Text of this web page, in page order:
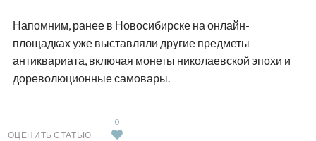
Напомним, ранее в Новосибирске на онлайн-
площадках уже выставляли другие предметы
антиквариата, включая монеты николаевской эпохи и
дореволюционные самовары.
ОЦЕНИТЬ СТАТЬЮ
0